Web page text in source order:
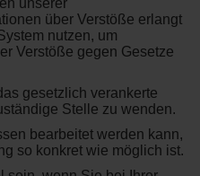
unserer
über Verstöße erlangt
nutzen, um
Verstöße gegen Gesetze
gesetzlich verankerte
Stelle zu wenden.
bearbeitet werden kann,
so konkret wie möglich ist.